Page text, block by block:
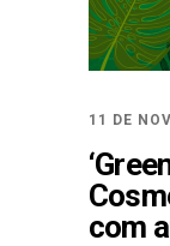
11 DE
com